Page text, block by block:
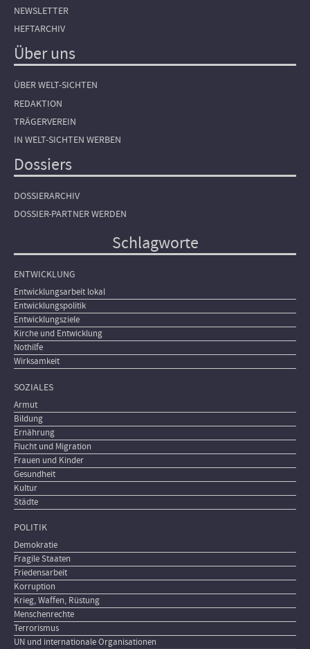
NEWSLETTER
HEFTARCHIV
Über uns
ÜBER WELT-SICHTEN
REDAKTION
TRÄGERVEREIN
IN WELT-SICHTEN WERBEN
Dossiers
DOSSIERARCHIV
DOSSIER-PARTNER WERDEN
Schlagworte
ENTWICKLUNG
Entwicklungsarbeit lokal
Entwicklungspolitik
Entwicklungsziele
Kirche und Entwicklung
Nothilfe
Wirksamkeit
SOZIALES
Armut
Bildung
Ernährung
Flucht und Migration
Frauen und Kinder
Gesundheit
Kultur
Städte
POLITIK
Demokratie
Fragile Staaten
Friedensarbeit
Korruption
Krieg, Waffen, Rüstung
Menschenrechte
Terrorismus
UN und internationale Organisationen